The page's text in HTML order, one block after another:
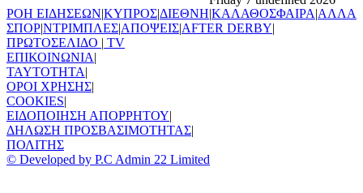
ΡΟΗ ΕΙΔΗΣΕΩΝ|ΚΥΠΡΟΣ|ΔΙΕΘΝΗ|ΚΑΛΑΘΟΣΦΑΙΡΑ|ΑΛΛΑ
ΣΠΟΡ|ΝΤΡΙΜΠΛΕΣ|ΑΠΟΨΕΙΣ|AFTER DERBY|
ΠΡΩΤΟΣΕΛΙΔΟ | TV
ΕΠΙΚΟΙΝΩΝΙΑ|
TAYTOTHTA|
ΟΡΟΙ ΧΡΗΣΗΣ|
COOKIES|
ΕΙΔΟΠΟΙΗΣΗ ΑΠΟΡΡΗΤΟΥ|
ΔΗΛΩΣΗ ΠΡΟΣΒΑΣΙΜΟΤΗΤΑΣ|
ΠΟΛΙΤΗΣ
© Developed by P.C Admin 22 Limited